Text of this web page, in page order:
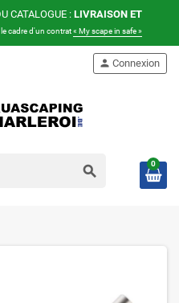
CATALOGUE : LIVRAISON ET
cadre d'un contrat« My scape in safe »
search
person Connexion
0